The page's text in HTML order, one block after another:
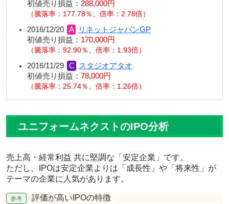
初値売り損益： 288,000円
騰落率：177.78％、倍率：2.78倍
2016/12/20
リネットジャパンGP
初値売り損益： 170,000円
騰落率：92.90％、倍率：1.93倍
2016/11/29
スタジオアタオ
初値売り損益： 78,000円
騰落率：25.74％、倍率：1.26倍
ユニフォームネクストのIPO分析
売上高・経常利益 共に堅調な 「安定企業」 です。
ただし、IPOは安定企業よりは「成長性」や「将来性」が
テーマの企業に人気があります。
評価が高いIPOの特徴